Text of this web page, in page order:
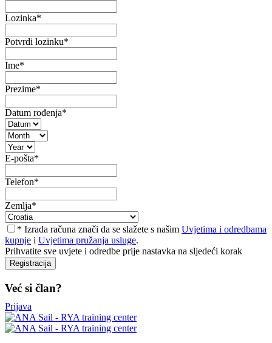
Lozinka*
Potvrdi lozinku*
Ime*
Prezime*
Datum rođenja*
E-pošta*
Telefon*
Zemlja*
* Izrada računa znači da se slažete s našim Uvjetima i odredbama
kupnje i Uvjetima pružanja usluge.
Prihvatite sve uvjete i odredbe prije nastavka na sljedeći korak
Već si član?
Prijava